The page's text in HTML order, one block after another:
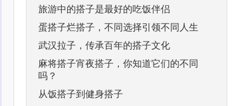
旅游中的搭子是最好的吃饭伴侣
蛋搭子烂搭子，不同选择引领不同人生
武汉拉子，传承百年的搭子文化
麻将搭子宵夜搭子，你知道它们的不同
吗？
从饭搭子到健身搭子